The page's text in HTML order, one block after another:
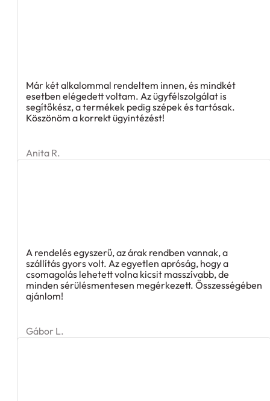
Már két alkalommal rendeltem innen, és mindkét
esetben elégedett voltam. Az ügyfélszolgálat is
segítőkész, a termékek pedig szépek és tartósak.
Köszönöm a korrekt ügyintézést!
Anita R.
A rendelés egyszerű, az árak rendben vannak, a
szállítás gyors volt. Az egyetlen apróság, hogy a
csomagolás lehetett volna kicsit masszívabb, de
minden sérülésmentesen megérkezett. Összességében
ajánlom!
Gábor L.